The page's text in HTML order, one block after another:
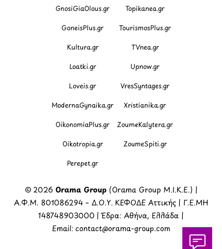
GnosiGiaOlous.gr Topikanea.gr
GoneisPlus.gr TourismosPlus.gr
Kultura.gr TVnea.gr
Loatki.gr Upnow.gr
Loveis.gr VresSyntages.gr
ModernaGynaika.gr Xristianika.gr
OikonomiaPlus.gr ZoumeKalytera.gr
Oikotropia.gr ZoumeSpiti.gr
Perepet.gr
© 2026 Orama Group(Orama Group Μ.Ι.Κ.Ε.) |
Α.Φ.Μ. 801086294 – Δ.Ο.Υ. ΚΕΦΟΔΕ Αττικής | Γ.Ε.ΜΗ
148748903000 | Έδρα: Αθήνα, Ελλάδα |
Email: contact@orama-group.com